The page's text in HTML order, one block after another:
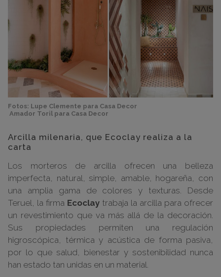
Fotos: Lupe Clemente para Casa Decor
Amador Toril para Casa Decor
Arcilla milenaria, que Ecoclay realiza a la
carta
Los morteros de arcilla ofrecen una belleza
imperfecta, natural, simple, amable, hogareña, con
una amplia gama de colores y texturas. Desde
Teruel, la firma Ecoclay trabaja la arcilla para ofrecer
un revestimiento que va más allá de la decoración.
Sus propiedades permiten una regulación
higroscópica, térmica y acústica de forma pasiva,
por lo que salud, bienestar y sostenibilidad nunca
han estado tan unidas en un material.